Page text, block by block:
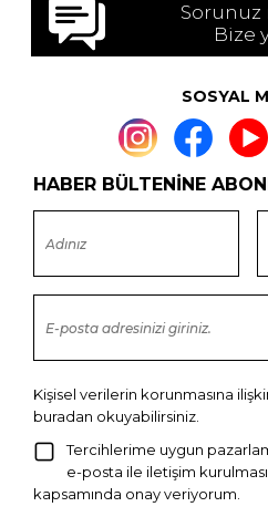
Sorunuz
Bize
SOSYAL
HABER BÜLTENİNE
Kişisel verilerin korunmasına
buradan okuyabilirsiniz.
Tercihlerime uygun
e-posta ile iletişim
kapsamında onay veriyorum.